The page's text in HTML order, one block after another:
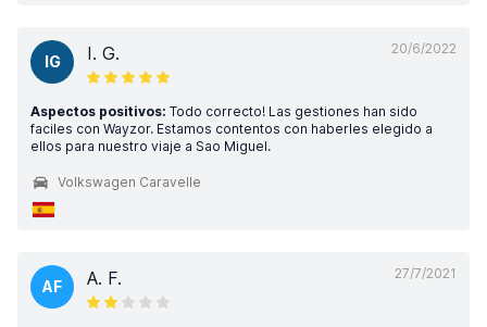
20/6/2022
IG I. G.
Aspectos positivos: Todo correcto! Las gestiones han sido
faciles con Wayzor. Estamos contentos con haberles elegido a
ellos para nuestro viaje a Sao Miguel.
Volkswagen Caravelle
27/7/2021
AF A. F.